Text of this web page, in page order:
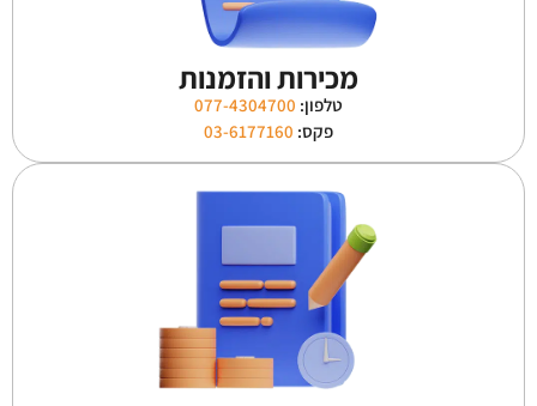
מכירות והזמנות
טלפון: 077-4304700
פקס: 03-6177160